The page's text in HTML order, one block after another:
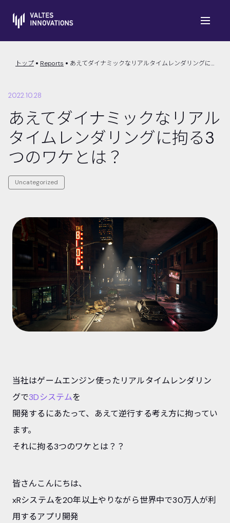
トップ Reports あえてダイナミックなリアルタイムレンダリングに拘る3つのワケとは？
2022.10.28
あえてダイナミックなリアル
タイムレンダリングに拘る3
つのワケとは？
Uncategorized
当社はゲームエンジン使ったリアルタイムレンダリン
グで3Dシステムを
開発するにあたって、あえて逆行する考え方に拘ってい
ます。
それに拘る3つのワケとは？？
皆さんこんにちは、
xRシステムを20年以上やりながら世界中で30万人が利
用するアプリ開発